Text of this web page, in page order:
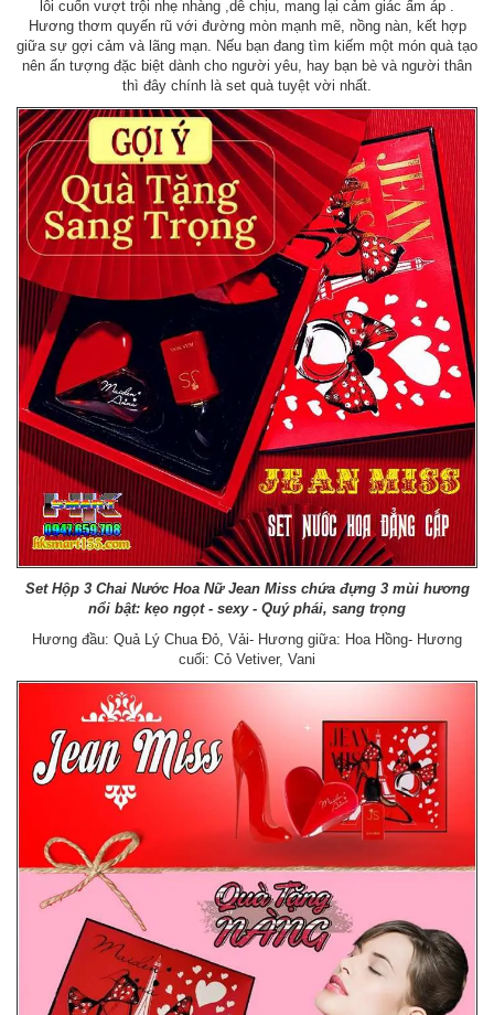
lôi cuốn vượt trội nhẹ nhàng ,dễ chịu, mang lại cảm giác ấm áp .
Hương thơm quyến rũ với đường mòn mạnh mẽ, nồng nàn, kết hợp
giữa sự gợi cảm và lãng mạn. Nếu bạn đang tìm kiếm một món quà tạo
nên ấn tượng đặc biệt dành cho người yêu, hay bạn bè và người thân
thì đây chính là set quà tuyệt vời nhất.
Set Hộp 3 Chai Nước Hoa Nữ Jean Miss chứa đựng 3 mùi hương
nổi bật: kẹo ngọt - sexy - Quý phái, sang trọng
Hương đầu: Quả Lý Chua Đỏ, Vải- Hương giữa: Hoa Hồng- Hương
cuối: Cỏ Vetiver, Vani